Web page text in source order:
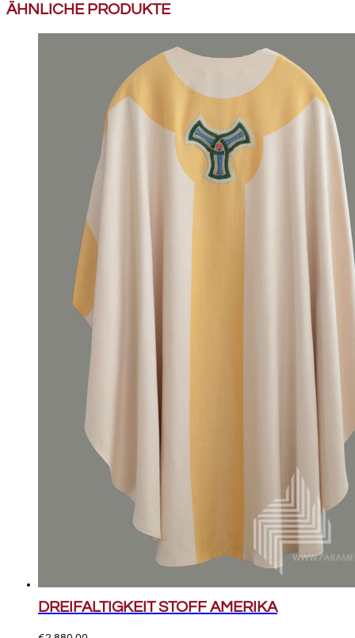
ÄHNLICHE PRODUKTE
DREIFALTIGKEIT STOFF AMERIKA